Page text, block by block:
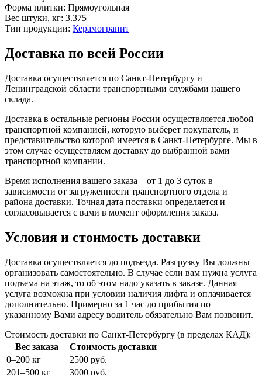
Форма плитки: Прямоугольная
Вес штуки, кг: 3.375
Тип продукции: Керамогранит
Доставка по всей России
Доставка осуществляется по Санкт-Петербургу и
Ленинградской области транспортными службами нашего
склада.
Доставка в остальные регионы России осуществляется любой
транспортной компанией, которую выберет покупатель, и
представительство которой имеется в Санкт-Петербурге. Мы в
этом случае осуществляем доставку до выбранной вами
транспортной компании.
Время исполнения вашего заказа – от 1 до 3 суток в
зависимости от загруженности транспортного отдела и
района доставки. Точная дата поставки определяется и
согласовывается с вами в момент оформления заказа.
Условия и стоимость доставки
Доставка осуществляется до подъезда. Разгрузку Вы должны
организовать самостоятельно. В случае если вам нужна услуга
подъема на этаж, то об этом надо указать в заказе. Данная
услуга возможна при условии наличия лифта и оплачивается
дополнительно. Примерно за 1 час до прибытия по
указанному Вами адресу водитель обязательно Вам позвонит.
Стоимость доставки по Санкт-Петербургу (в пределах КАД):
Вес заказа
Стоимость доставки
0–200 кг
2500 руб.
201–500 кг
3000 руб.